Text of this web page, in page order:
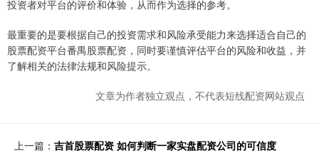
投资者对平台的评价和体验，从而作为选择的参考。
最重要的是要根据自己的投资需求和风险承受能力来选择适合自己的
股票配资平台番禺股票配资，同时要谨慎评估平台的风险和收益，并
了解相关的法律法规和风险提示。
文章为作者独立观点，不代表短线配资网站观点
上一篇： 吉首股票配资 如何判断一家实盘配资公司的可信度